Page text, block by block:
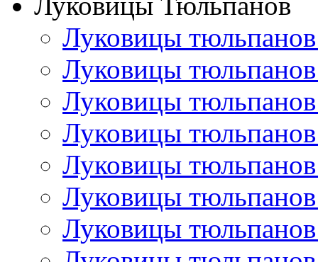
Луковицы
Луковицы
Луковицы
Луковицы
Луковицы
Луковицы
Луковицы